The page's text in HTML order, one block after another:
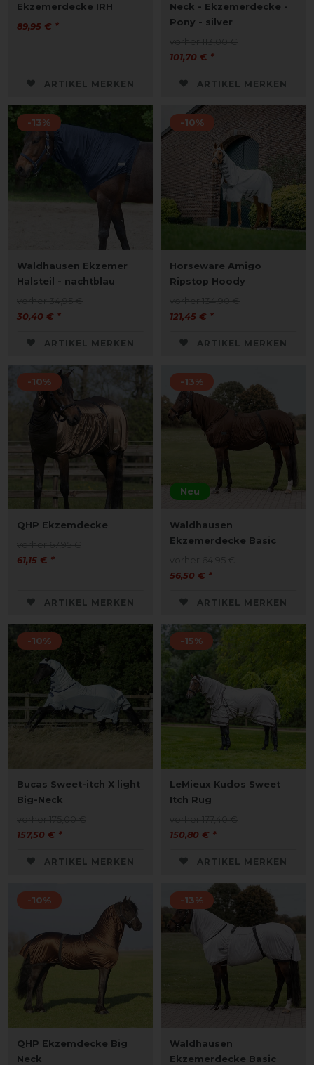
Ekzemerdecke IRH
89,95 € *
ARTIKEL MERKEN
Neck - Ekzemerdecke -
Pony - silver
101,70 € *
ARTIKEL MERKEN
-13%
Waldhausen Ekzemer
Halsteil - nachtblau
30,40 € *
ARTIKEL MERKEN
-10%
Horseware Amigo
Ripstop Hoody
121,45 € *
ARTIKEL MERKEN
-10%
QHP Ekzemdecke
61,15 € *
ARTIKEL MERKEN
Neu
-13%
Waldhausen
Ekzemerdecke Basic
56,50 € *
ARTIKEL MERKEN
-10%
Bucas Sweet-itch X light
Big-Neck
157,50 € *
ARTIKEL MERKEN
-15%
LeMieux Kudos Sweet
Itch Rug
150,80 € *
ARTIKEL MERKEN
-10%
QHP Ekzemdecke Big
Neck
-13%
Waldhausen
Ekzemerdecke Basic